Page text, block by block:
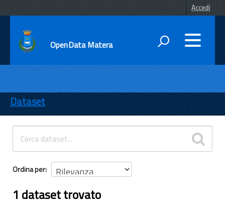
Accedi
OpenData Matera
ENTI
TEMI
INFORMAZIONI
Dataset
Ordina per
1 dataset trovato